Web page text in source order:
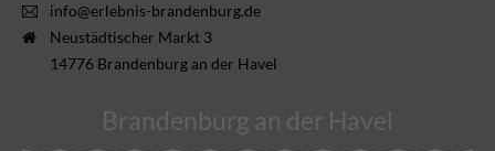
info@erlebnis-brandenburg.de
Neustädtischer Markt 3
14776 Brandenburg an der Havel
Brandenburg an der Havel